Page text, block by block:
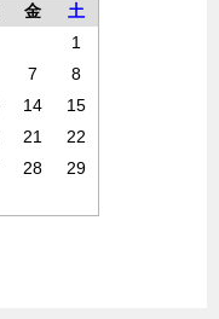
金
土
1
7
8
14
15
21
22
28
29